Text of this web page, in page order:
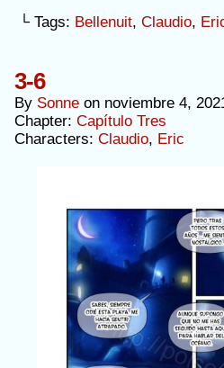
└ Tags: Bellenuit, Claudio,
3-6
By Sonne on noviembre 4,
Chapter: Capítulo Tres
Characters: Claudio, Eric